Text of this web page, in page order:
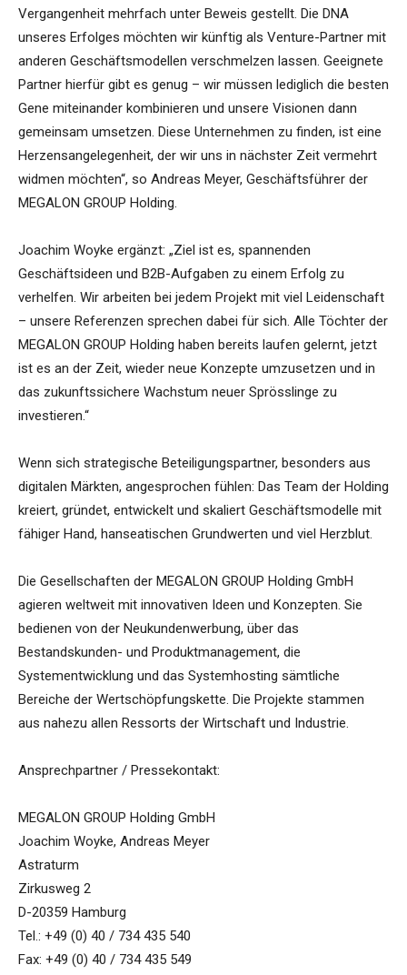
Vergangenheit mehrfach unter Beweis gestellt. Die DNA
unseres Erfolges möchten wir künftig als Venture-Partner mit
anderen Geschäftsmodellen verschmelzen lassen. Geeignete
Partner hierfür gibt es genug – wir müssen lediglich die besten
Gene miteinander kombinieren und unsere Visionen dann
gemeinsam umsetzen. Diese Unternehmen zu finden, ist eine
Herzensangelegenheit, der wir uns in nächster Zeit vermehrt
widmen möchten“, so Andreas Meyer, Geschäftsführer der
MEGALON GROUP Holding.
Joachim Woyke ergänzt: „Ziel ist es, spannenden
Geschäftsideen und B2B-Aufgaben zu einem Erfolg zu
verhelfen. Wir arbeiten bei jedem Projekt mit viel Leidenschaft
– unsere Referenzen sprechen dabei für sich. Alle Töchter der
MEGALON GROUP Holding haben bereits laufen gelernt, jetzt
ist es an der Zeit, wieder neue Konzepte umzusetzen und in
das zukunftssichere Wachstum neuer Sprösslinge zu
investieren.“
Wenn sich strategische Beteiligungspartner, besonders aus
digitalen Märkten, angesprochen fühlen: Das Team der Holding
kreiert, gründet, entwickelt und skaliert Geschäftsmodelle mit
fähiger Hand, hanseatischen Grundwerten und viel Herzblut.
Die Gesellschaften der MEGALON GROUP Holding GmbH
agieren weltweit mit innovativen Ideen und Konzepten. Sie
bedienen von der Neukundenwerbung, über das
Bestandskunden- und Produktmanagement, die
Systementwicklung und das Systemhosting sämtliche
Bereiche der Wertschöpfungskette. Die Projekte stammen
aus nahezu allen Ressorts der Wirtschaft und Industrie.
Ansprechpartner / Pressekontakt:
MEGALON GROUP Holding GmbH
Joachim Woyke, Andreas Meyer
Astraturm
Zirkusweg 2
D-20359 Hamburg
Tel.: +49 (0) 40 / 734 435 540
Fax: +49 (0) 40 / 734 435 549